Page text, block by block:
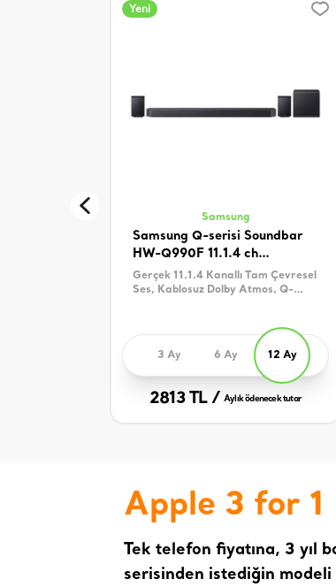
Yeni
Samsung
Samsung Q-serisi Soundbar
HW-Q990F 11.1.4 ch
Subwoofer & Arka Hoparlör
(2025)
Gerçek 11.1.4 Kanallı Tam Çevresel
Ses, Kablosuz Dolby Atmos, Q-
3 Ay 6 Ay 12 Ay
2813 TL / Aylık ödenecek tutar
Apple 3 for 1
Tek telefon fiyatına, 3 yıl
serisinden istediğin modeli